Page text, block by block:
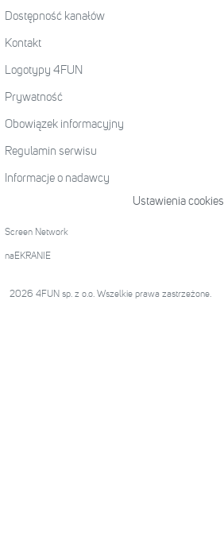
Dostępność kanałów
Kontakt
Logotypy 4FUN
Prywatność
Obowiązek informacyjny
Regulamin serwisu
Informacje o nadawcy
Ustawienia cookies
Screen Network
naEKRANIE
2026 4FUN sp. z o.o. Wszelkie prawa zastrzeżone.